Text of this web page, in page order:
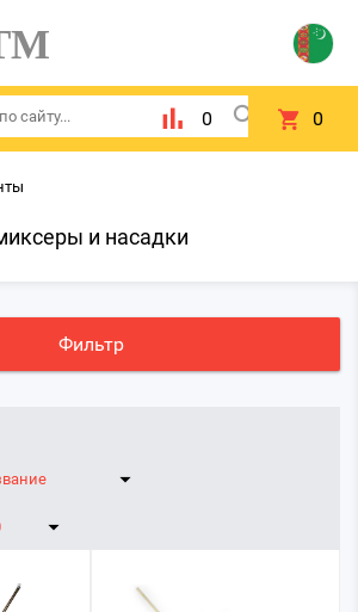
0 0
и насадки
Фильтр